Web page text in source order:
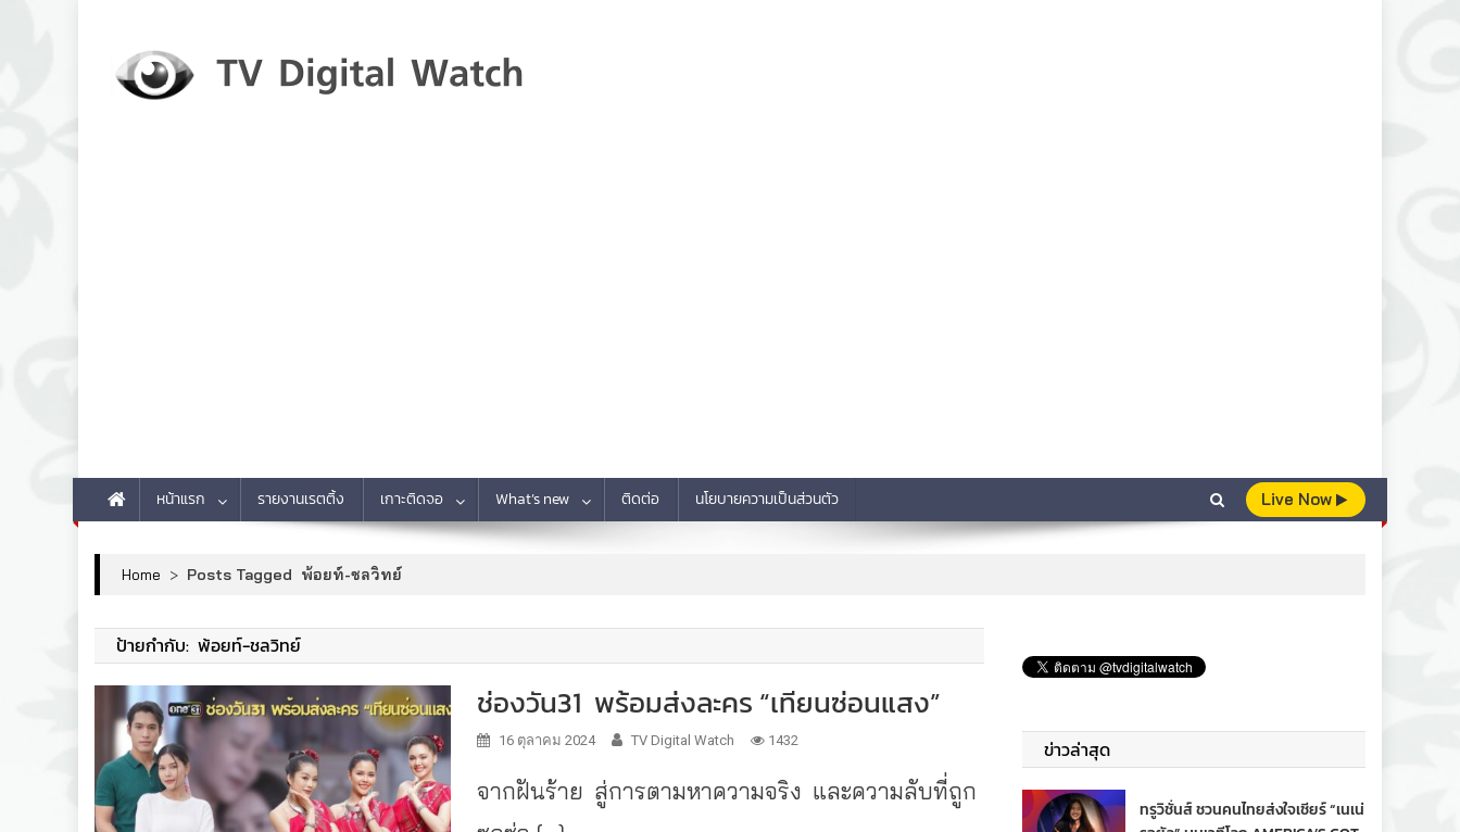
หน้าแรก รายงานเรตติ้ง เกาะติดจอ What’s new ติดต่อ นโยบายความเป็นส่วนตัว Live Now
Home > Posts Tagged พ้อยท์-ชลวิทย์
ป้ายกำกับ: พ้อยท์-ชลวิทย์
ช่องวัน31 พร้อมส่งละคร “เทียนซ่อนแสง”
16 ตุลาคม 2024 TV Digital Watch 1432
จากฝันร้าย สู่การตามหาความจริง และความลับที่ถูก
ข่าวล่าสุด
ทรูวิชั่นส์ ชวนคนไทยส่งใจเชียร์ “เนเน่